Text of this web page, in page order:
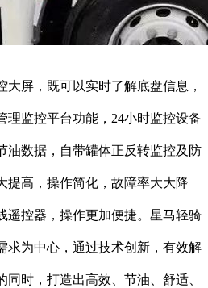
屏，既可以实时了解底盘信息，
理监控平台功能，24小时监控设备
油数据，自带罐体正反转监控及防
提高，操作简化，故障率大大降
遥控器，操作更加便捷。星马轻骑
求为中心，通过技术创新，有效解
时，打造出高效、节油、舒适、